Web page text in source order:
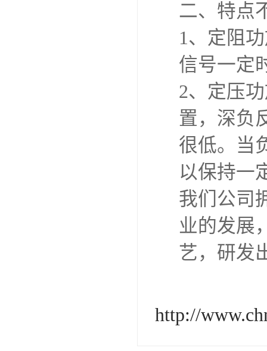
二、特点
1、定阻
信号一定
2、定压
置，深负
很低。当
以保持一
我们公司
业的发展
艺，研发
http://